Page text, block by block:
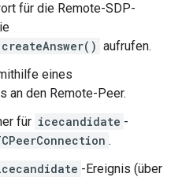
für die Remote-SDP-
aufrufen.
eines
an den Remote-Peer.
für icecandidate -
.
-Ereignis (über